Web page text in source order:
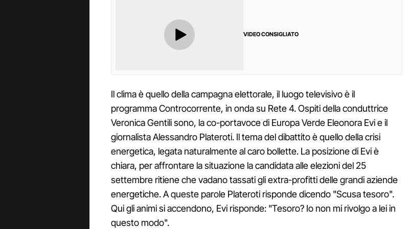
VIDEO CONSIGLIATO
Il clima è quello della campagna elettorale, il luogo televisivo è il
programma Controcorrente, in onda su Rete 4. Ospiti della conduttrice
Veronica Gentili sono, la co-portavoce di Europa Verde Eleonora Evi e il
giornalista Alessandro Plateroti. Il tema del dibattito è quello della crisi
energetica, legata naturalmente al caro bollette. La posizione di Evi è
chiara, per affrontare la situazione la candidata alle elezioni del 25
settembre ritiene che vadano tassati gli extra-profitti delle grandi aziende
energetiche. A queste parole Plateroti risponde dicendo "Scusa tesoro".
Qui gli animi si accendono, Evi risponde: "Tesoro? Io non mi rivolgo a lei in
questo modo".